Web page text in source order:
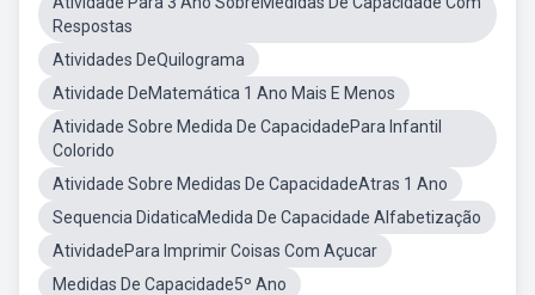
Respostas
Atividades DeQuilograma
Atividade DeMatemática 1 Ano Mais E Menos
Atividade Sobre Medida De CapacidadePara Infantil
Colorido
Atividade Sobre Medidas De CapacidadeAtras 1 Ano
Sequencia DidaticaMedida De Capacidade Alfabetização
AtividadePara Imprimir Coisas Com Açucar
Medidas De Capacidade5º Ano